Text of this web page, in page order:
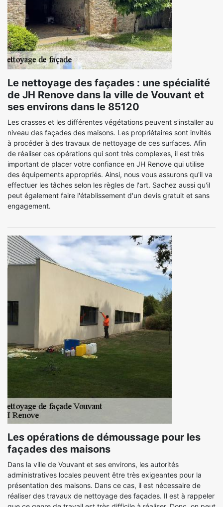
Le nettoyage des façades : une spécialité
de JH Renove dans la ville de Vouvant et
ses environs dans le 85120
Les crasses et les différentes végétations peuvent s'installer au
niveau des façades des maisons. Les propriétaires sont invités
à procéder à des travaux de nettoyage de ces surfaces. Afin
de réaliser ces opérations qui sont très complexes, il est très
important de placer votre confiance en JH Renove qui utilise
des équipements appropriés. Ainsi, nous vous assurons qu'il va
effectuer les tâches selon les règles de l'art. Sachez aussi qu'il
peut également faire l'établissement d'un devis gratuit et sans
engagement.
Les opérations de démoussage pour les
façades des maisons
Dans la ville de Vouvant et ses environs, les autorités
administratives locales peuvent être très exigeantes pour la
présentation des maisons. Dans ce cas, il est nécessaire de
réaliser des travaux de nettoyage des façades. Il est à rappeler